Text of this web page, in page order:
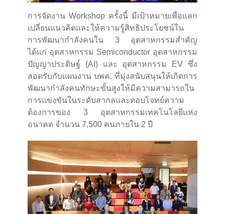
การจัดงาน Workshop ครั้งนี้ มีเป้าหมายเพื่อแลก
เปลี่ยนแนวคิดและให้ความรู้สิทธิประโยชน์ใน
การพัฒนากำลังคนใน 3 อุตสาหกรรมสำคัญ
ได้แก่ อุตสาหกรรม Semiconductor อุตสาหกรรม
ปัญญาประดิษฐ์ (AI) และ อุตสาหกรรม EV ซึ่ง
สอดรับกับแผนงาน บพค. ที่มุ่งสนับสนุนให้เกิดการ
พัฒนากำลังคนทักษะขั้นสูงให้มีความสามารถใน
การแข่งขันในระดับสากลและตอบโจทย์ความ
ต้องการของ 3 อุตสาหกรรมเทคโนโลยีแห่ง
อนาคต จำนวน 7,500 คนภายใน 2 ปี